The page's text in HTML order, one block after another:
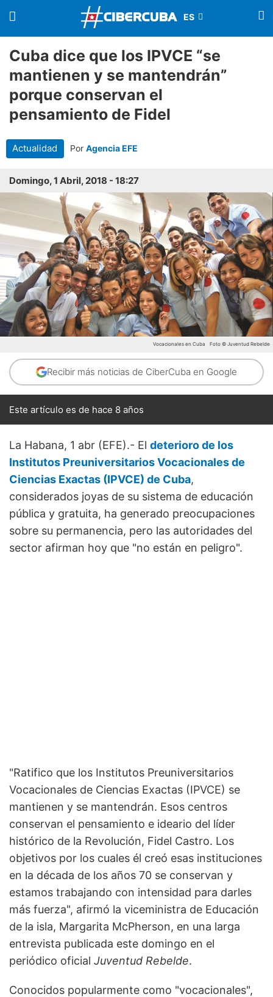
Cuba dice que los IPVCE “se
mantienen y se mantendrán”
porque conservan el
pensamiento de Fidel
Actualidad Por Agencia EFE
Domingo, 1 Abril, 2018 - 18:27
Vocacionales en Cuba Foto © Juventud Rebelde
Recibir más noticias de CiberCuba en Google
Este artículo es de hace 8 años
La Habana, 1 abr (EFE).- El deterioro de los
Institutos Preuniversitarios Vocacionales de
Ciencias Exactas (IPVCE) de Cuba,
considerados joyas de su sistema de educación
pública y gratuita, ha generado preocupaciones
sobre su permanencia, pero las autoridades del
sector afirman hoy que "no están en peligro".
"Ratifico que los Institutos Preuniversitarios
Vocacionales de Ciencias Exactas (IPVCE) se
mantienen y se mantendrán. Esos centros
conservan el pensamiento e ideario del líder
histórico de la Revolución, Fidel Castro. Los
objetivos por los cuales él creó esas instituciones
en la década de los años 70 se conservan y
estamos trabajando con intensidad para darles
más fuerza", afirmó la viceministra de Educación
de la isla, Margarita McPherson, en una larga
entrevista publicada este domingo en el
periódico oficial Juventud Rebelde.
Conocidos popularmente como "vocacionales",